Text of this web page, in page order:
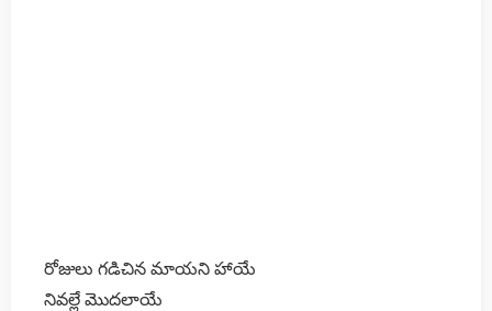
రోజులు గడిచిన మాయని హాయే
నివల్లే మొదలాయే